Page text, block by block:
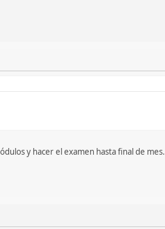
y hacer el examen hasta final de mes.